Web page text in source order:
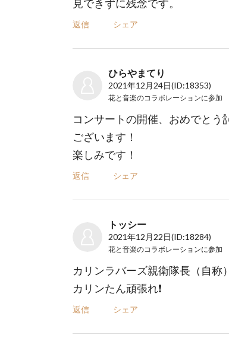
見できずに残念です。
返信 シェア
ひらやまてり
2021年12月24日(ID:18353)
花と音楽のコラボレーションに参加
コンサートの開催、おめでとう
ございます！
楽しみです！
返信 シェア
トッシー
2021年12月22日(ID:18284)
花と音楽のコラボレーションに参加
カリンラバーズ親衛隊長（自称
カリンたん頑張れ❗️
返信 シェア